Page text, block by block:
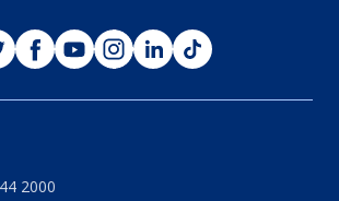
TwitterFacebook
YoutubeInstagram
LinkedinTiktok
2000